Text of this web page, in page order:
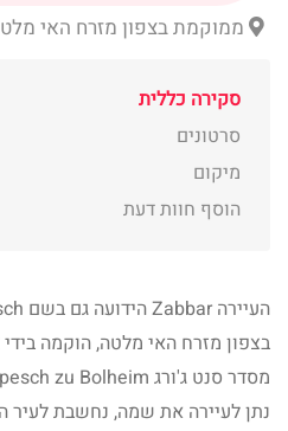
ממוקמת בצפון מזרח האי
סקירה כללית
סרטונים
מיקום
הוסף חוות דעת
בצפון מזרח האי מלטה, הוקמה
נתן לעיירה את שמה, נחשבת לעיר